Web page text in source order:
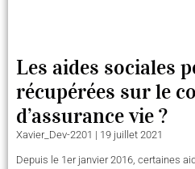
Les aides sociales
récupérées sur le
d’assurance vie ?
Xavier_Dev-2201 19 juillet 2021
Depuis le 1er janvier 2016, certaines